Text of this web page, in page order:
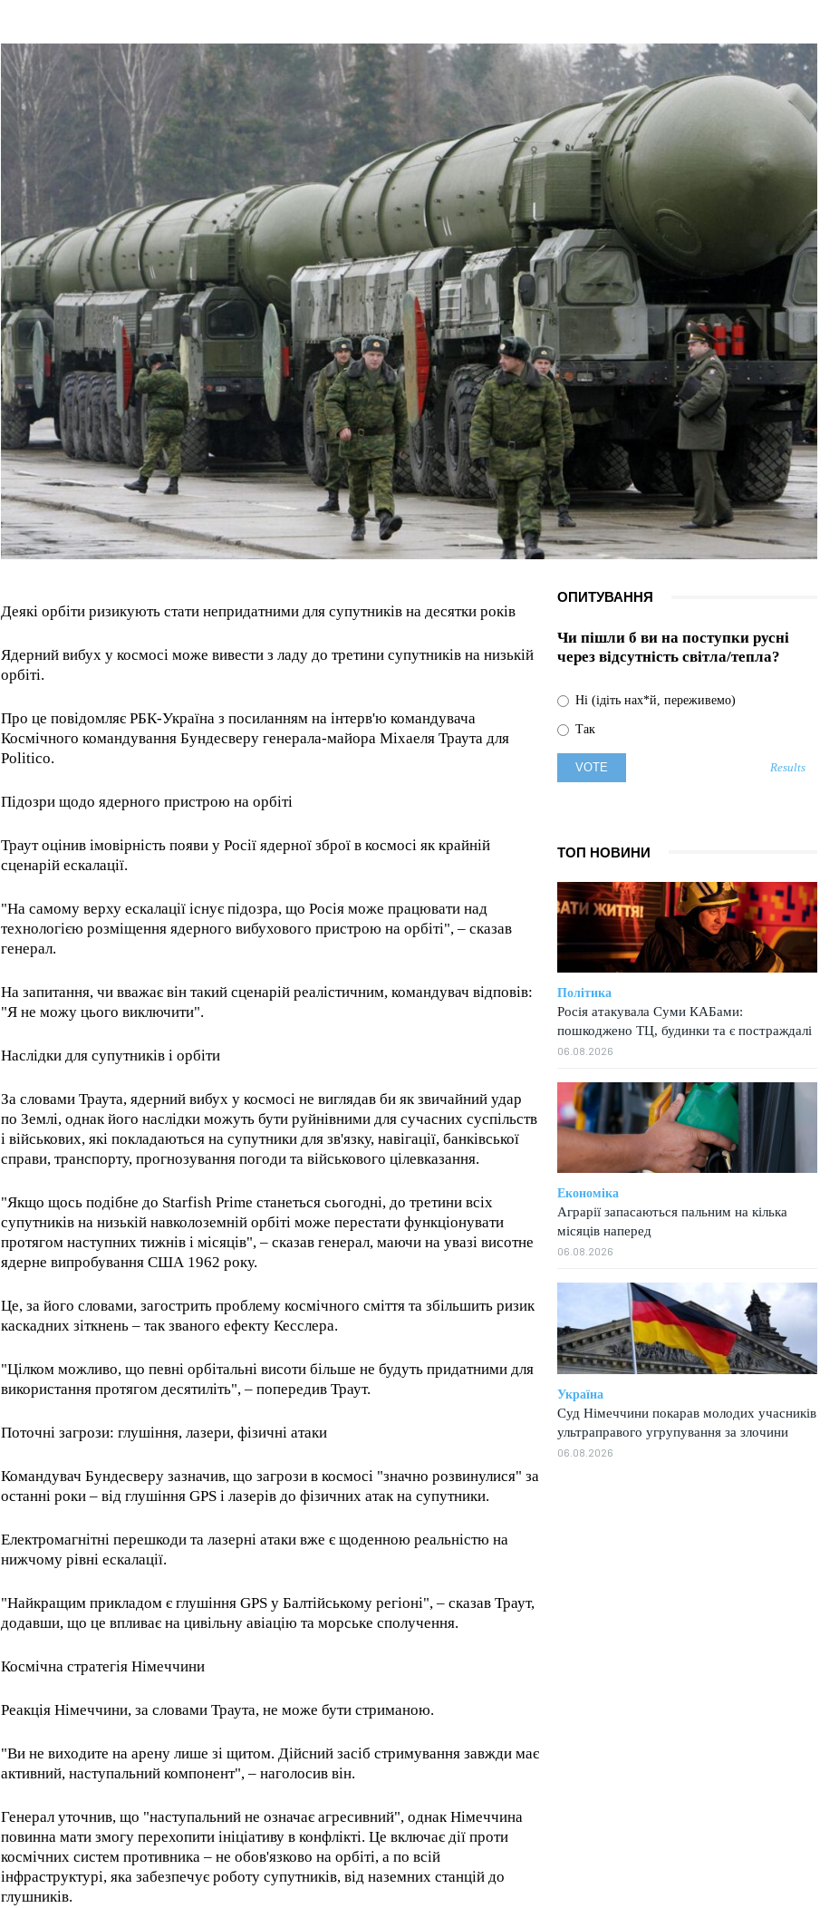
RECOMMENDED
1-YEAR
/ year
news and articles for a whole year.
/ month
By agreeing to this tier, you are billed
культура показала
строкату
врожайність
06.08.2026 0
шахрайські сайти:
що потрібно знати
покупцям
загиблими через
російський ракетний
удар
06.08.2026
Деякі орбіти ризикують стати непридатними для супутників на десятки років
Ядерний вибух у космосі може вивести з ладу до третини супутників на низькій
орбіті.
Про це повідомляє РБК-Україна з посиланням на інтерв'ю командувача
Космічного командування Бундесверу генерала-майора Міхаеля Траута для
Politico.
Підозри щодо ядерного пристрою на орбіті
Траут оцінив імовірність появи у Росії ядерної зброї в космосі як крайній
сценарій ескалації.
"На самому верху ескалації існує підозра, що Росія може працювати над
технологією розміщення ядерного вибухового пристрою на орбіті", – сказав
генерал.
На запитання, чи вважає він такий сценарій реалістичним, командувач відповів:
"Я не можу цього виключити".
Наслідки для супутників і орбіти
За словами Траута, ядерний вибух у космосі не виглядав би як звичайний удар
по Землі, однак його наслідки можуть бути руйнівними для сучасних суспільств
і військових, які покладаються на супутники для зв'язку, навігації, банківської
справи, транспорту, прогнозування погоди та військового цілевказання.
"Якщо щось подібне до Starfish Prime станеться сьогодні, до третини всіх
супутників на низькій навколоземній орбіті може перестати функціонувати
протягом наступних тижнів і місяців", – сказав генерал, маючи на увазі висотне
ядерне випробування США 1962 року.
Це, за його словами, загострить проблему космічного сміття та збільшить ризик
каскадних зіткнень – так званого ефекту Кесслера.
"Цілком можливо, що певні орбітальні висоти більше не будуть придатними для
використання протягом десятиліть", – попередив Траут.
Поточні загрози: глушіння, лазери, фізичні атаки
Командувач Бундесверу зазначив, що загрози в космосі "значно розвинулися" за
останні роки – від глушіння GPS і лазерів до фізичних атак на супутники.
Електромагнітні перешкоди та лазерні атаки вже є щоденною реальністю на
нижчому рівні ескалації.
"Найкращим прикладом є глушіння GPS у Балтійському регіоні", – сказав Траут,
додавши, що це впливає на цивільну авіацію та морське сполучення.
Космічна стратегія Німеччини
Реакція Німеччини, за словами Траута, не може бути стриманою.
"Ви не виходите на арену лише зі щитом. Дійсний засіб стримування завжди має
активний, наступальний компонент", – наголосив він.
Генерал уточнив, що "наступальний не означає агресивний", однак Німеччина
повинна мати змогу перехопити ініціативу в конфлікті. Це включає дії проти
космічних систем противника – не обов'язково на орбіті, а по всій
інфраструктурі, яка забезпечує роботу супутників, від наземних станцій до
глушників.
ОПИТУВАННЯ
Чи пішли б ви на поступки русні
через відсутність світла/тепла?
Ні (ідіть нах*й, переживемо)
Так
Results
ТОП НОВИНИ
Політика
Росія атакувала Суми КАБами:
пошкоджено ТЦ, будинки та є постраждалі
06.08.2026
Економіка
Аграрії запасаються пальним на кілька
місяців наперед
06.08.2026
Україна
Суд Німеччини покарав молодих учасників
ультраправого угрупування за злочини
06.08.2026